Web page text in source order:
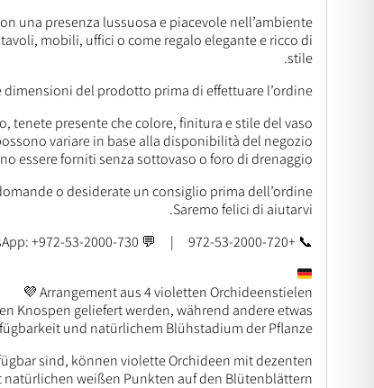
una presenza lussuosa e piacevole nell’ambiente.
mobili, uffici o come regalo elegante e ricco di
stile.
del prodotto prima di effettuare l’ordine.
tenete presente che colore, finitura e stile del vaso
variare in base alla disponibilità del negozio.
essere forniti senza sottovaso o foro di drenaggio.
o desiderate un consiglio prima dell’ordine?
Saremo felici di aiutarvi.
📞 +972-53-2000-720 | 💬 WhatsApp: +972-53-2000-730
Arrangement aus 4 violetten Orchideenstielen 💜
Knospen geliefert werden, während andere etwas
und natürlichem Blühstadium der Pflanze.
sind, können violette Orchideen mit dezenten
weißen Punkten auf den Blütenblättern.